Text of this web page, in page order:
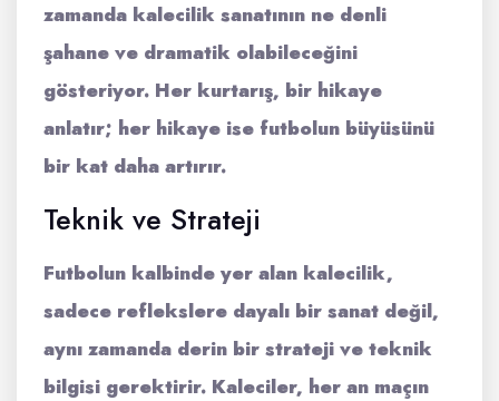
zamanda kalecilik sanatının ne denli
şahane ve dramatik olabileceğini
gösteriyor. Her kurtarış, bir hikaye
anlatır; her hikaye ise futbolun büyüsünü
bir kat daha artırır.
Teknik ve Strateji
Futbolun kalbinde yer alan kalecilik,
sadece reflekslere dayalı bir sanat değil,
aynı zamanda derin bir strateji ve teknik
bilgisi gerektirir. Kaleciler, her an maçın